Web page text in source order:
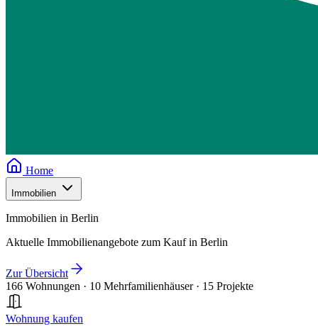
Home
Immobilien
Immobilien in Berlin
Aktuelle Immobilienangebote zum Kauf in Berlin
Zur Übersicht
166 Wohnungen · 10 Mehrfamilienhäuser · 15 Projekte
Wohnung kaufen